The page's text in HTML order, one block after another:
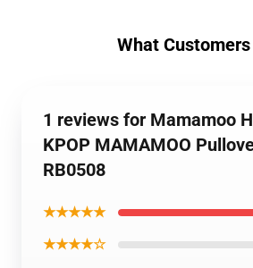
What Customers
1 reviews for Mamamoo
KPOP MAMAMOO
RB0508
★★★★★
★★★★☆